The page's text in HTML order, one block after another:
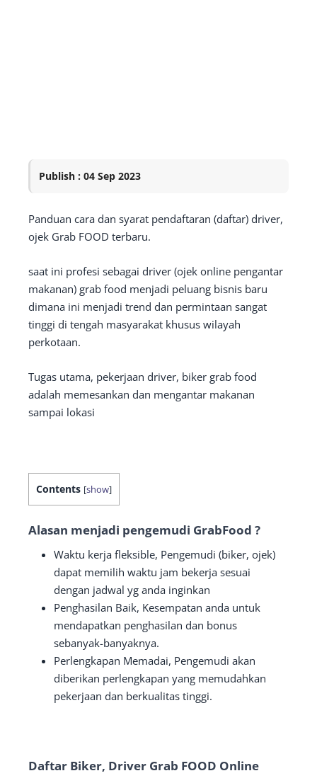
Publish : 04 Sep 2023
Panduan cara dan syarat pendaftaran (daftar) driver,
ojek Grab FOOD terbaru.
saat ini profesi sebagai driver (ojek online pengantar
makanan) grab food menjadi peluang bisnis baru
dimana ini menjadi trend dan permintaan sangat
tinggi di tengah masyarakat khusus wilayah
perkotaan.
Tugas utama, pekerjaan driver, biker grab food
adalah memesankan dan mengantar makanan
sampai lokasi
Contents [show]
Alasan menjadi pengemudi GrabFood ?
Waktu kerja fleksible, Pengemudi (biker, ojek)
dapat memilih waktu jam bekerja sesuai
dengan jadwal yg anda inginkan
Penghasilan Baik, Kesempatan anda untuk
mendapatkan penghasilan dan bonus
sebanyak-banyaknya.
Perlengkapan Memadai, Pengemudi akan
diberikan perlengkapan yang memudahkan
pekerjaan dan berkualitas tinggi.
Daftar Biker, Driver Grab FOOD Online